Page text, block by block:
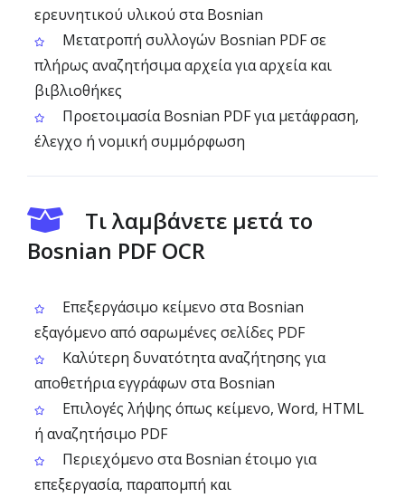
ερευνητικού υλικού στα Bosnian
Μετατροπή συλλογών Bosnian PDF σε
πλήρως αναζητήσιμα αρχεία για αρχεία και
βιβλιοθήκες
Προετοιμασία Bosnian PDF για μετάφραση,
έλεγχο ή νομική συμμόρφωση
Τι λαμβάνετε μετά το
Bosnian PDF OCR
Επεξεργάσιμο κείμενο στα Bosnian
εξαγόμενο από σαρωμένες σελίδες PDF
Καλύτερη δυνατότητα αναζήτησης για
αποθετήρια εγγράφων στα Bosnian
Επιλογές λήψης όπως κείμενο, Word, HTML
ή αναζητήσιμο PDF
Περιεχόμενο στα Bosnian έτοιμο για
επεξεργασία, παραπομπή και